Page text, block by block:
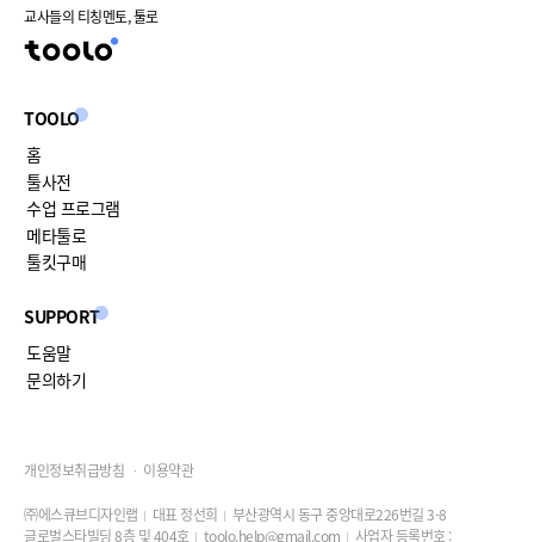
교사들의 티칭멘토, 툴로
TOOLO
홈
툴사전
수업 프로그램
메타툴로
툴킷구매
SUPPORT
도움말
문의하기
개인정보취급방침 이용약관
㈜에스큐브디자인랩 대표 정선희
부산광역시 동구 중앙대로226번길 3-8
글로벌스타빌딩 8층 및 404호
toolo.help@gmail.com 사업자 등록번호 :